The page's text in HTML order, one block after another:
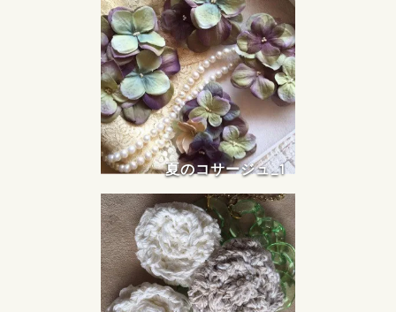
夏のコサージュ_1